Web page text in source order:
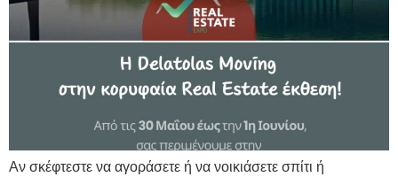
Αν σκέφτεστε να αγοράσετε ή να νοικιάσετε σπίτι ή